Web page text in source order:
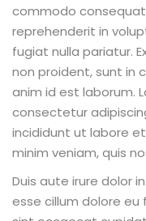
commodo
reprehenderit in
fugiat nulla pariatur.
non proident, sunt in
anim id est laborum.
consectetur
incididunt ut labore
minim veniam, quis
Duis aute irure dolor
esse cillum dolore eu